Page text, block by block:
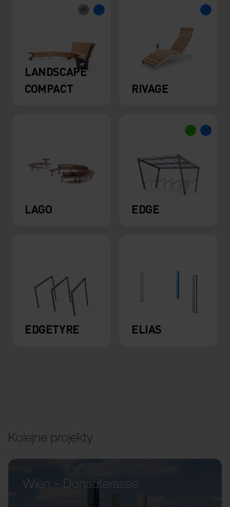
LANDSCAPE
COMPACT
RIVAGE
LAGO EDGE
EDGETYRE ELIAS
Kolejne projekty
Wien – Donauterasse